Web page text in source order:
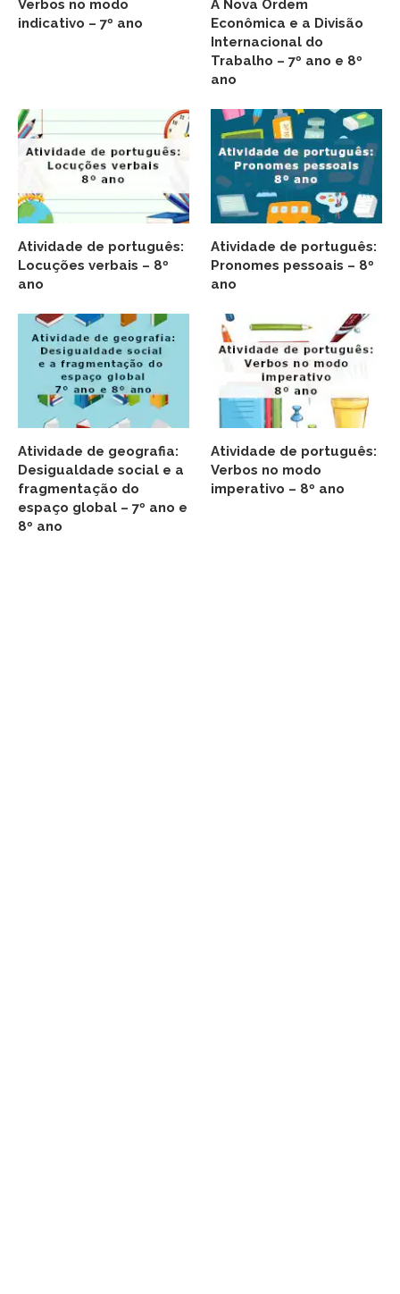
Verbos no modo
indicativo – 7º ano
A Nova Ordem
Econômica e a Divisão
Internacional do
Trabalho – 7º ano e 8º
ano
Atividade de português:
Locuções verbais – 8º
ano
Atividade de português:
Pronomes pessoais – 8º
ano
Atividade de geografia:
Desigualdade social e a
fragmentação do
espaço global – 7º ano e
8º ano
Atividade de português:
Verbos no modo
imperativo – 8º ano